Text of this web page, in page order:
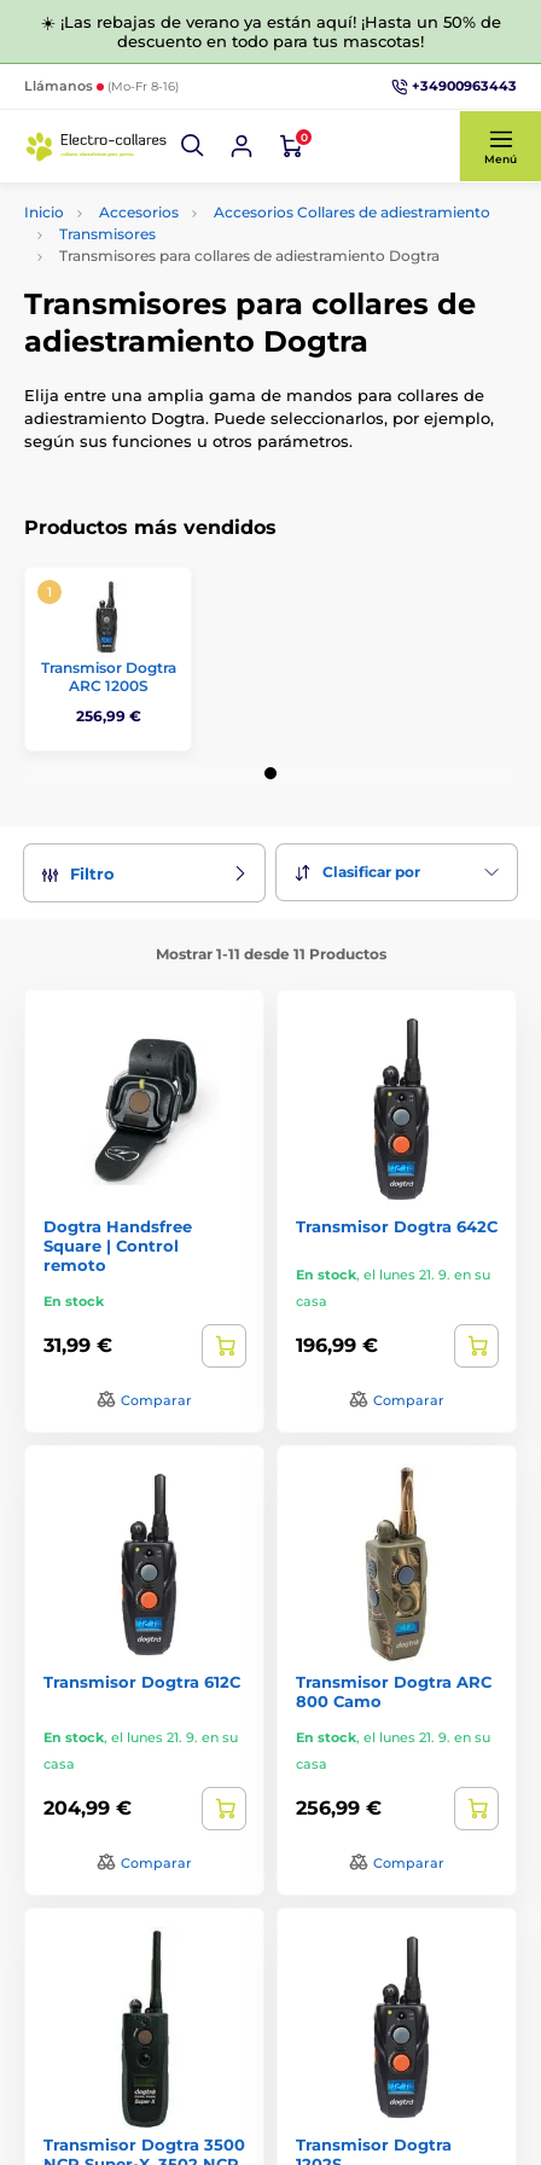
☀️ ¡Las rebajas de verano ya están aquí! ¡Hasta un 50% de
descuento en todo para tus mascotas!
Llámanos (Mo-Fr 8-16) +34900963443
0
Menú
Inicio Accesorios
Accesorios Collares de adiestramiento
Transmisores
Transmisores para collares de adiestramiento Dogtra
Transmisores para collares de
adiestramiento Dogtra
Elija entre una amplia gama de mandos para collares de
adiestramiento Dogtra. Puede seleccionarlos, por ejemplo,
según sus funciones u otros parámetros.
Productos más vendidos
Transmisor Dogtra
ARC 1200S
256,99 €
Filtro Clasificar por
Mostrar 1-11 desde 11 Productos
Dogtra Handsfree
Square | Control
remoto
En stock
31,99 €
Comparar
Transmisor Dogtra 642C
En stock, el lunes 21. 9. en su
casa
196,99 €
Comparar
Transmisor Dogtra 612C
En stock, el lunes 21. 9. en su
casa
204,99 €
Comparar
Transmisor Dogtra ARC
800 Camo
En stock, el lunes 21. 9. en su
casa
256,99 €
Comparar
Transmisor Dogtra 3500
Transmisor Dogtra